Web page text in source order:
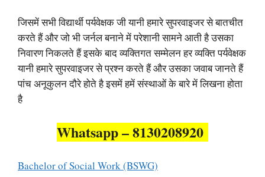
जिसमें सभी विद्यार्थी पर्यवेक्षक जी यानी हमारे सुपरवाइजर से बातचीत
करते हैं और जो भी जर्नल बनाने में परेशानी सामने आती है उसका
निवारण निकलते हैं इसके बाद व्यक्तिगत सम्मेलन हर व्यक्ति पर्यवेक्षक
यानी हमारे सुपरवाइजर से प्रश्न करते हैं और उसका जवाब जानते हैं
पांच अनूकुलन दौरे होते है इसमें हमें संस्थाओं के बारे में लिखना होता
है
Whatsapp – 8130208920
Bachelor of Social Work (BSWG)